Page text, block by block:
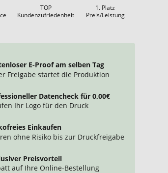
TOP
Kundenzufriedenheit
1. Platz
Preis/Leistung
E-Proof am selben Tag
Freigabe startet die Produktion
Datencheck für 0,00€
Ihr Logo für den Druck
Einkaufen
ohne Risiko bis zur Druckfreigabe
Preisvorteil
auf Ihre Online-Bestellung